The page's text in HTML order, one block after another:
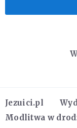
Jezuici.pl
Modlitwa w